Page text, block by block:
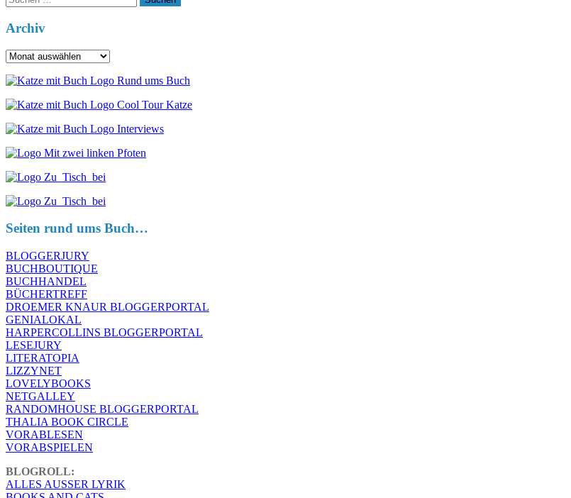
nach:
Archiv
Archiv
Seiten rund ums Buch…
BLOGGERJURY
BUCHBOUTIQUE
BUCHHANDEL
BÜCHERTREFF
DROEMER KNAUR BLOGGERPORTAL
GENIALOKAL
HARPERCOLLINS BLOGGERPORTAL
LESEJURY
LITERATOPIA
LIZZYNET
LOVELYBOOKS
NETGALLEY
RANDOMHOUSE BLOGGERPORTAL
THALIA BOOK CIRCLE
VORABLESEN
VORABSPIELEN
BLOGROLL:
ALLES AUSSER LYRIK